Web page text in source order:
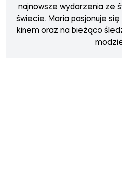
najnowsze wydarzenia ze
świecie. Maria pasjonuje
kinem oraz na bieżąco